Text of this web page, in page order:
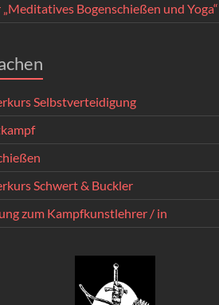
„Meditatives Bogenschießen und Yoga“
Selbstverteidigung
Schwert & Buckler
zum Kampfkunstlehrer / in